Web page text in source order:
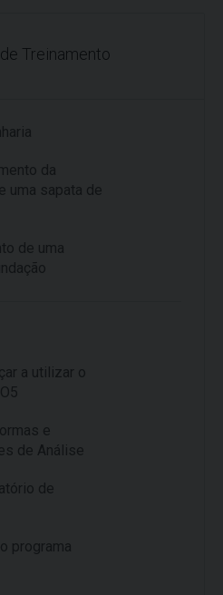
Treinamento
da
uma sapata de
de uma
a utilizar o
e
de Análise
de
programa